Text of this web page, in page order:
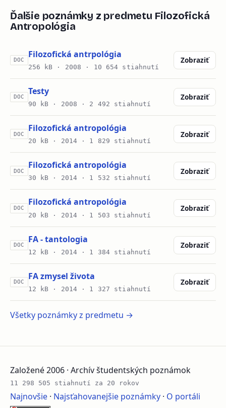
Ďalšie poznámky z predmetu Filozofická
Antropológia
DOC
Filozofická antrpológia
256 kB · 2008 · 10 654 stiahnutí
Zobraziť
DOC
Testy
90 kB · 2008 · 2 492 stiahnutí
Zobraziť
DOC
Filozofická antropológia
20 kB · 2014 · 1 829 stiahnutí
Zobraziť
DOC
Filozofická antropológia
30 kB · 2014 · 1 532 stiahnutí
Zobraziť
DOC
Filozofická antropológia
20 kB · 2014 · 1 503 stiahnutí
Zobraziť
DOC
FA - tantologia
12 kB · 2014 · 1 384 stiahnutí
Zobraziť
DOC
FA zmysel života
12 kB · 2014 · 1 327 stiahnutí
Zobraziť
Všetky poznámky z predmetu →
Založené 2006 · Archív študentských poznámok
11 298 505 stiahnutí za 20 rokov
Najnovšie · Najsťahovanejšie poznámky · O portáli